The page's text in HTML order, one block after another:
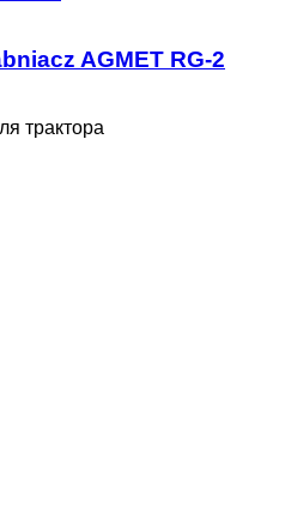
AGMET RG-2
трактора